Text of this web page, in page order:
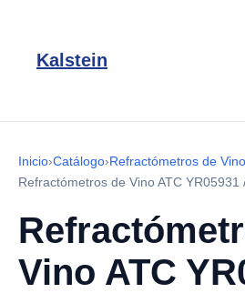
Kalstein
Inicio›Catálogo›Refractómetros de Vino
Refractómetros de Vino ATC YR05931
Vino ATC